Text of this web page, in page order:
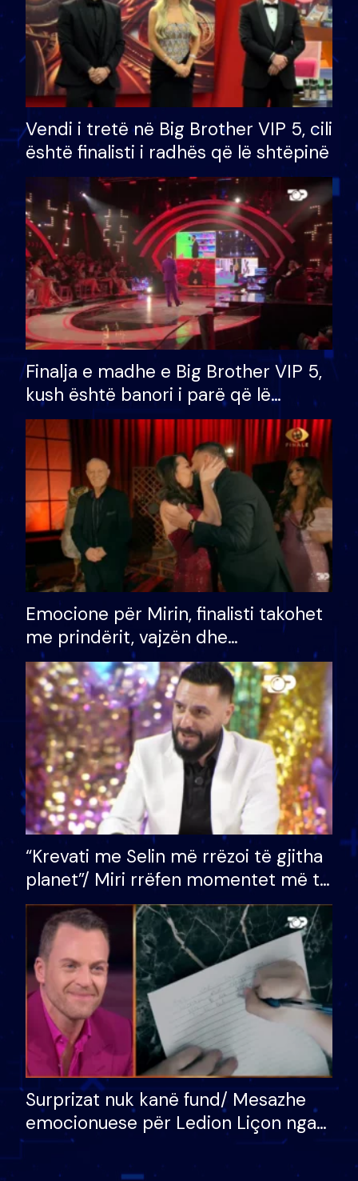
Vendi i tretë në Big Brother VIP 5, cili
është finalisti i radhës që lë shtëpinë
Finalja e madhe e Big Brother VIP 5,
kush është banori i parë që lë
shtëpinë dhe humb mundësinë për
të fituar çmimin e madh
Emocione për Mirin, finalisti takohet
me prindërit, vajzën dhe
bashkëshorten: S’kemi ndonjë letër
divorci apo jo?
“Krevati me Selin më rrëzoi të gjitha
planet”/ Miri rrëfen momentet më të
bukura në shtëpinë e BB VIP: Do më
mungojë zilja e mëngjesit kur…
Surprizat nuk kanë fund/ Mesazhe
emocionuese për Ledion Liçon nga
nëna dhe fëmijët e tij, moderatori
nuk i mban dot lotët: Nuk meritoj…